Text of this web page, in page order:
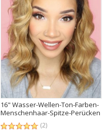
16" Wasser-Wellen-Ton-Farben-
Menschenhaar-Spitze-Perücken
(2)